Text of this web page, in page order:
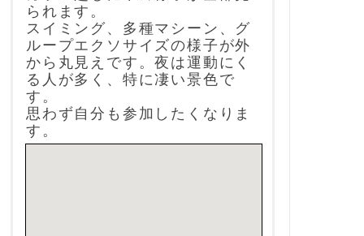
られます。
スイミング、多種マシーン、グ
ループエクソサイズの様子が外
から丸見えです。夜は運動にく
る人が多く、特に凄い景色で
す。
思わず自分も参加したくなりま
す。